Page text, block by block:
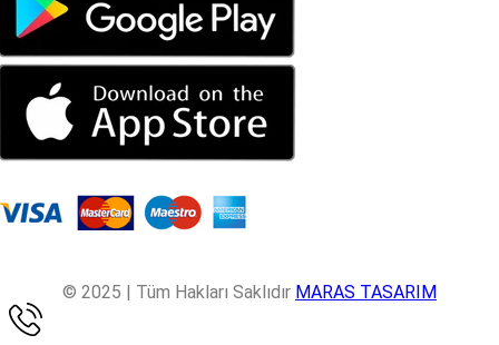
© 2025 | Tüm Hakları Saklıdır MARAS TASARIM